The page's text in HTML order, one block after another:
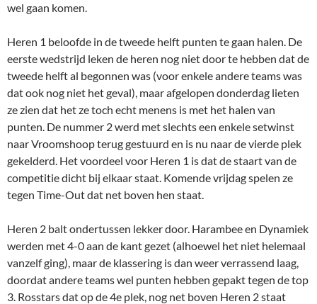
wel gaan komen.
Heren 1 beloofde in de tweede helft punten te gaan halen. De
eerste wedstrijd leken de heren nog niet door te hebben dat de
tweede helft al begonnen was (voor enkele andere teams was
dat ook nog niet het geval), maar afgelopen donderdag lieten
ze zien dat het ze toch echt menens is met het halen van
punten. De nummer 2 werd met slechts een enkele setwinst
naar Vroomshoop terug gestuurd en is nu naar de vierde plek
gekelderd. Het voordeel voor Heren 1 is dat de staart van de
competitie dicht bij elkaar staat. Komende vrijdag spelen ze
tegen Time-Out dat net boven hen staat.
Heren 2 balt ondertussen lekker door. Harambee en Dynamiek
werden met 4-0 aan de kant gezet (alhoewel het niet helemaal
vanzelf ging), maar de klassering is dan weer verrassend laag,
doordat andere teams wel punten hebben gepakt tegen de top
3. Rosstars dat op de 4e plek, nog net boven Heren 2 staat